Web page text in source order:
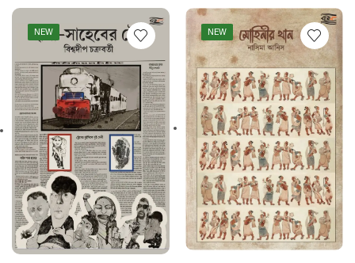
NEW NEW